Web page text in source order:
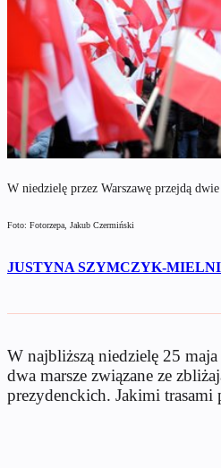
W niedzielę przez Warszawę przejdą
Foto: Fotorzepa, Jakub Czermiński
JUSTYNA SZYMCZYK-
W najbliższą niedzielę 25
dwa marsze związane ze
prezydenckich. Jakimi trasami